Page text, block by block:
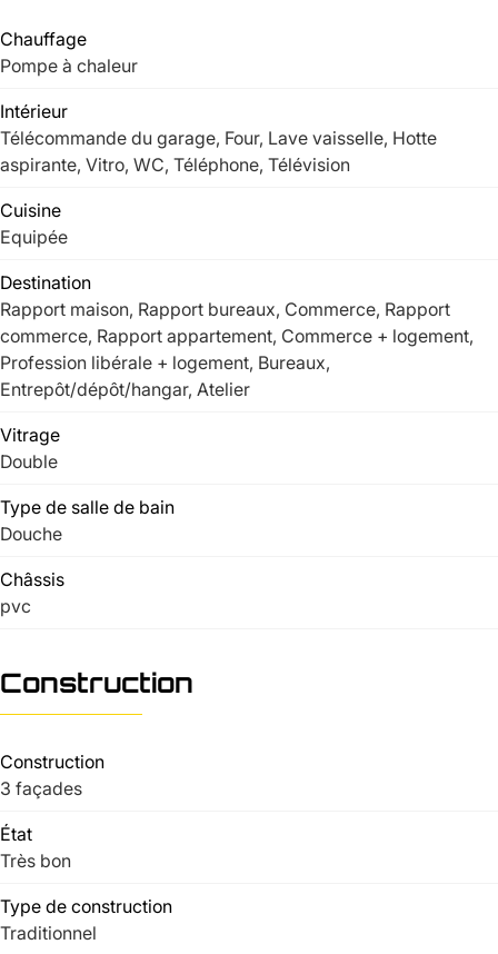
Chauffage
Pompe à chaleur
Intérieur
Télécommande du garage, Four, Lave vaisselle, Hotte
aspirante, Vitro, WC, Téléphone, Télévision
Cuisine
Equipée
Destination
Rapport maison, Rapport bureaux, Commerce, Rapport
commerce, Rapport appartement, Commerce + logement,
Profession libérale + logement, Bureaux,
Entrepôt/dépôt/hangar, Atelier
Vitrage
Double
Type de salle de bain
Douche
Châssis
pvc
Construction
Construction
3 façades
État
Très bon
Type de construction
Traditionnel